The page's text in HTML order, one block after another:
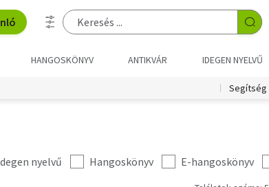
HANGOSKÖNYV ANTIKVÁR IDEGEN NYELVŰ
Segítség
nyelvű Hangoskönyv E-hangoskönyv